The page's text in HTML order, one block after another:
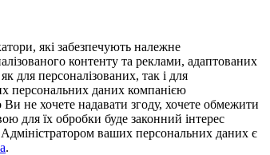
які забезпечують належне
контенту та реклами, адаптованих
для персоналізованих, так і для
персональних даних компанією
не хочете надавати згоду, хочете обмежити
для їх обробки буде законний інтерес
Адміністратором ваших персональних даних є
.